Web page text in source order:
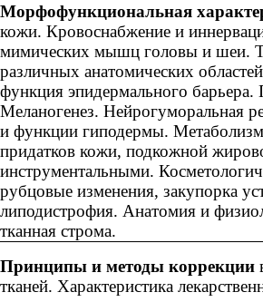
Морфофункциональная
кожи. Кровоснабжение и
мимических мышц головы и шеи.
различных анатомических
функция эпидермального
Меланогенез. Нейрогуморальная
и функции гиподермы.
придатков кожи, подкожной
инструментальными.
рубцовые изменения, закупорка
липодистрофия. Анатомия и
тканная строма.
Принципы и методы коррекции
тканей. Характеристика